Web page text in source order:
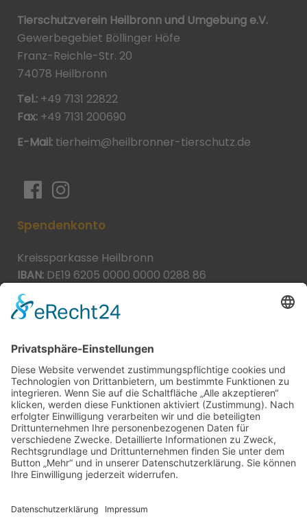
Tierschutzverein Heilbronn und Umgebung e.V.
Gewerbegebiet Böllinger Höfe
Franz-Reichle-Str. 20
74078 Heilbronn
Tel.: +49 7131 22822
Fax: +49 7131 200690
E-Mail: tierheim@heilbronner-tierschutz.de
Spendenkonto
Kreissparkasse Heilbronn
IBAN: DE19 6205 0000 0000 0288 86
BIC:
Spende direkt via PayPal
JETZT SPENDEN
paypal@heilbronner-tierschutz.de